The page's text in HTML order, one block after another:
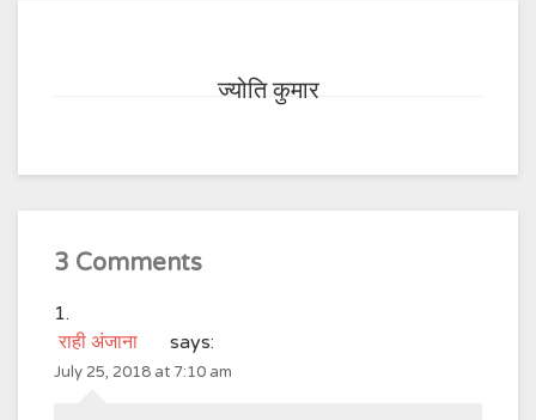
ज्योति कुमार
3 Comments
राही अंजाना says:
July 25, 2018 at 7:10 am